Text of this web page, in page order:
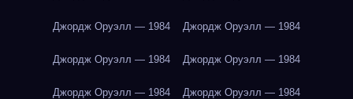
Джордж Оруэлл — 1984 Джордж Оруэлл — 1984
Джордж Оруэлл — 1984 Джордж Оруэлл — 1984
Джордж Оруэлл — 1984 Джордж Оруэлл — 1984